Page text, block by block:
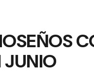
JUNIO